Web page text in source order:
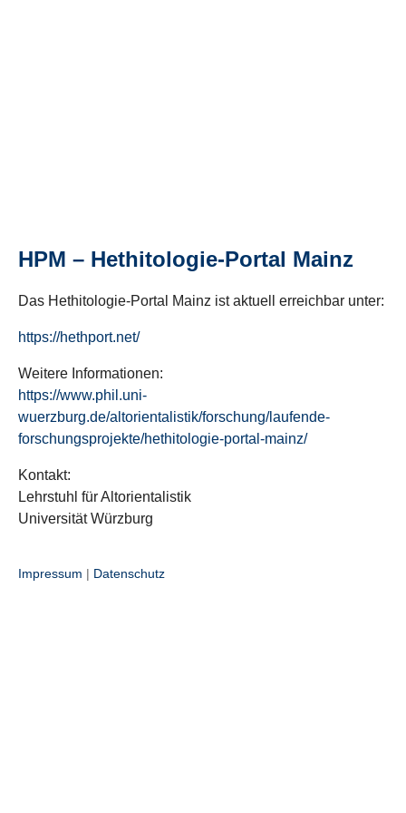
HPM – Hethitologie-Portal Mainz
Das Hethitologie-Portal Mainz ist aktuell erreichbar unter:
https://hethport.net/
Weitere Informationen:
https://www.phil.uni-
wuerzburg.de/altorientalistik/forschung/laufende-
forschungsprojekte/hethitologie-portal-mainz/
Kontakt:
Lehrstuhl für Altorientalistik
Universität Würzburg
Impressum | Datenschutz